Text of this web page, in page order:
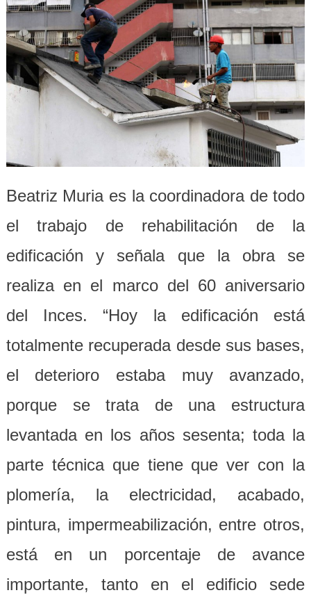
Beatriz Muria es la coordinadora de todo
el trabajo de rehabilitación de la
edificación y señala que la obra se
realiza en el marco del 60 aniversario
del Inces. “Hoy la edificación está
totalmente recuperada desde sus bases,
el deterioro estaba muy avanzado,
porque se trata de una estructura
levantada en los años sesenta; toda la
parte técnica que tiene que ver con la
plomería, la electricidad, acabado,
pintura, impermeabilización, entre otros,
está en un porcentaje de avance
importante, tanto en el edificio sede